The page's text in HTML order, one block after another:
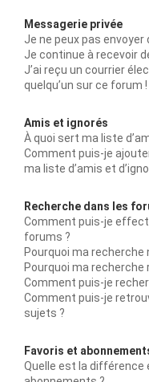
Messagerie privée
Je ne peux pas
Je continue à recevoir
J’ai reçu un courrier
quelqu’un sur ce forum !
Amis et ignorés
À quoi sert ma liste
Comment puis-je
ma liste d’amis et
Recherche dans les
Comment puis-je
forums ?
Pourquoi ma
Pourquoi ma recherche
Comment puis-je
Comment puis-je
sujets ?
Favoris et
Quelle est la différence